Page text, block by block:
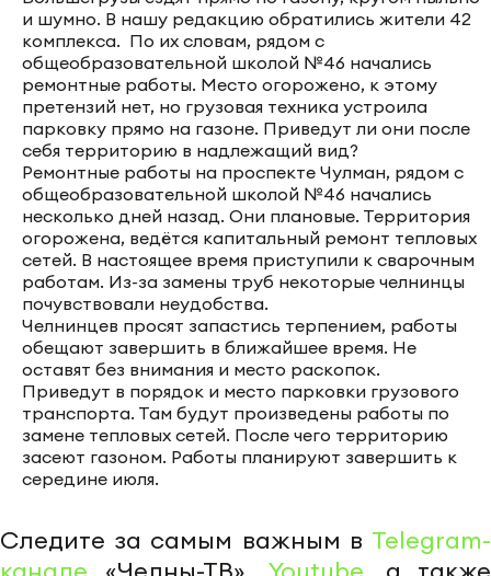
и шумно. В нашу редакцию обратились жители 42
комплекса. По их словам, рядом с
общеобразовательной школой №46 начались
ремонтные работы. Место огорожено, к этому
претензий нет, но грузовая техника устроила
парковку прямо на газоне. Приведут ли они после
себя территорию в надлежащий вид?
Ремонтные работы на проспекте Чулман, рядом с
общеобразовательной школой №46 начались
несколько дней назад. Они плановые. Территория
огорожена, ведётся капитальный ремонт тепловых
сетей. В настоящее время приступили к сварочным
работам. Из-за замены труб некоторые челнинцы
почувствовали неудобства.
Челнинцев просят запастись терпением, работы
обещают завершить в ближайшее время. Не
оставят без внимания и место раскопок.
Приведут в порядок и место парковки грузового
транспорта. Там будут произведены работы по
замене тепловых сетей. После чего территорию
засеют газоном. Работы планируют завершить к
середине июля.
Следите за самым важным в Telegram-